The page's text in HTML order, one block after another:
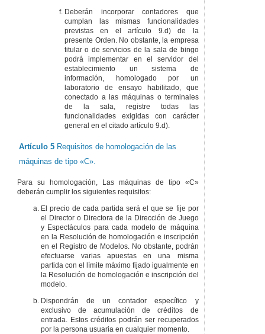
Deberán incorporar contadores que
cumplan las mismas funcionalidades
previstas en el artículo 9.d) de la
presente Orden. No obstante, la empresa
titular o de servicios de la sala de bingo
podrá implementar en el servidor del
establecimiento un sistema de
información, homologado por un
laboratorio de ensayo habilitado, que
conectado a las máquinas o terminales
de la sala, registre todas las
funcionalidades exigidas con carácter
general en el citado artículo 9.d).
Artículo 5 Requisitos de homologación de las
máquinas de tipo «C».
Para su homologación, Las máquinas de tipo «C»
deberán cumplir los siguientes requisitos:
El precio de cada partida será el que se fije por
el Director o Directora de la Dirección de Juego
y Espectáculos para cada modelo de máquina
en la Resolución de homologación e inscripción
en el Registro de Modelos. No obstante, podrán
efectuarse varias apuestas en una misma
partida con el límite máximo fijado igualmente en
la Resolución de homologación e inscripción del
modelo.
Dispondrán de un contador específico y
exclusivo de acumulación de créditos de
entrada. Estos créditos podrán ser recuperados
por la persona usuaria en cualquier momento.